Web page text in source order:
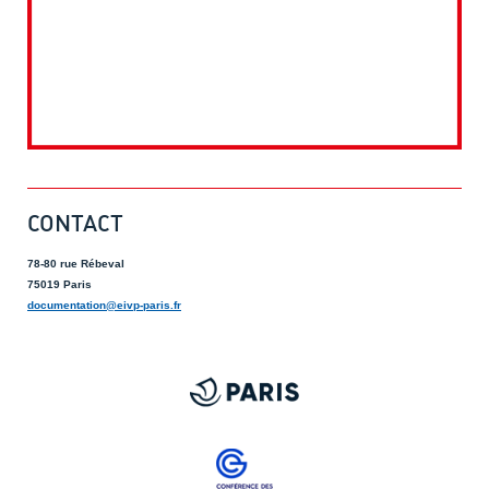
CONTACT
78-80 rue Rébeval
75019 Paris
documentation@eivp-paris.fr